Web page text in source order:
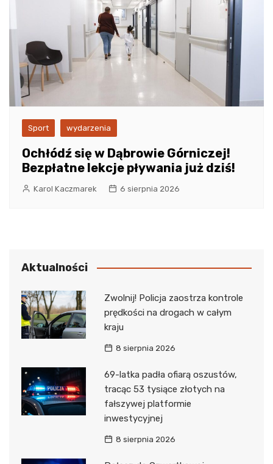
Sport wydarzenia
Ochłódź się w Dąbrowie Górniczej!
Bezpłatne lekcje pływania już dziś!
Karol Kaczmarek 6 sierpnia 2026
Aktualności
Zwolnij! Policja zaostrza kontrole
prędkości na drogach w całym
kraju
8 sierpnia 2026
69-latka padła ofiarą oszustów,
tracąc 53 tysiące złotych na
fałszywej platformie
inwestycyjnej
8 sierpnia 2026